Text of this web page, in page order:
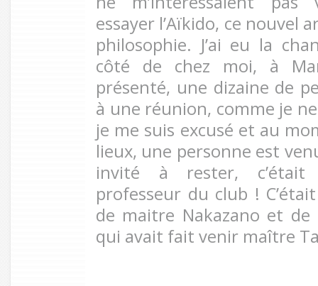
essayer l’Aïkido, ce nouvel
philosophie. J’ai eu la
côté de chez moi, à
présenté, une dizaine de
à une réunion, comme je
je me suis excusé et au
lieux, une personne est
invité à rester,
professeur du club !
de maitre Nakazano et de
qui avait fait venir maître